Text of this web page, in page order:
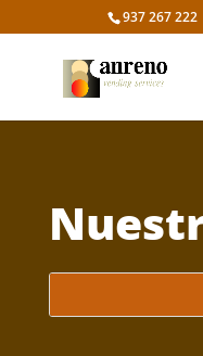
937 267 222